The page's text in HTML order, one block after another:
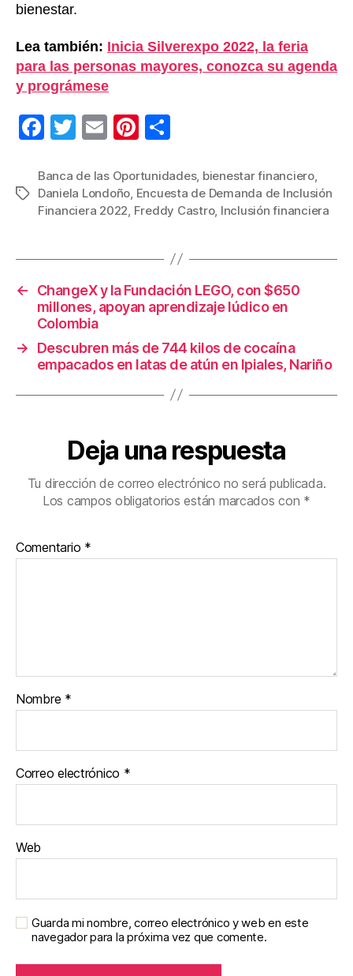
bienestar.
Lea también: Inicia Silverexpo 2022, la feria
para las personas mayores, conozca su agenda
y prográmese
F
c
e
o
o
k
T
tt
er
E
ail
Pi
er
e
m
p
tir
Etiquetas
Banca de las Oportunidades, bienestar financiero,
Daniela Londoño Encuesta de Demanda de Inclusión
Financiera 2022 Freddy Castro, Inclusión financiera
←
ChangeX y la Fundación LEGO, con $650
millones, apoyan aprendizaje lúdico en
Colombia
→
Descubren más de 744 kilos de cocaína
empacados en latas de atún en Ipiales, Nariño
Deja una respuesta
Tu dirección de correo electrónico no será publicada.
Los campos obligatorios están marcados con *
Comentario *
Nombre *
Correo electrónico *
Web
Guarda mi nombre, correo electrónico y web en este
navegador para la próxima vez que comente.